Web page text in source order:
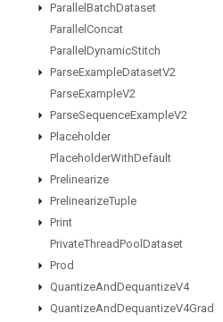
Parallel BatchDataset
Parallel Concat
Parallel DynamicStitch
ParseExampleDatasetV2
ParseExampleV2
ParseSequenceExampleV2
Placeholder
PlaceholderWithDefault
Prelinearize
PrelinearizeTuple
Print
PrivateThreadPool Dataset
Prod
QuantizeAndDequantizeV4
QuantizeAndDequantizeV4Grad